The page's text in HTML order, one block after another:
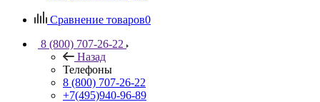
Сравнение товаров0
8 (800) 707-26-22
Назад
Телефоны
8 (800) 707-26-22
+7(495)940-96-89